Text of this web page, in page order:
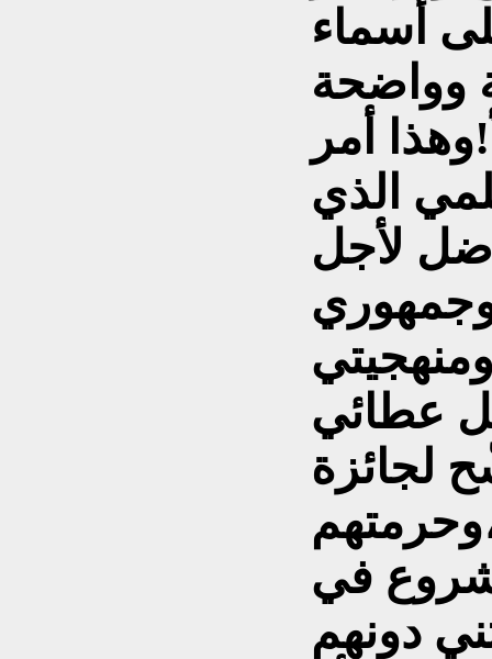
أسماء
وواضحة
أمر
الذي
لأجل
وجمهوري
عطائي
لجائزة
في
دونهم